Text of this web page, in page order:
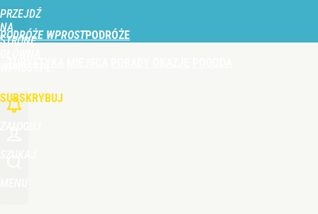
PRZEJDŹ
NA
STRONĘ
PODRÓŻE WPROST
SUBSKRYBUJ